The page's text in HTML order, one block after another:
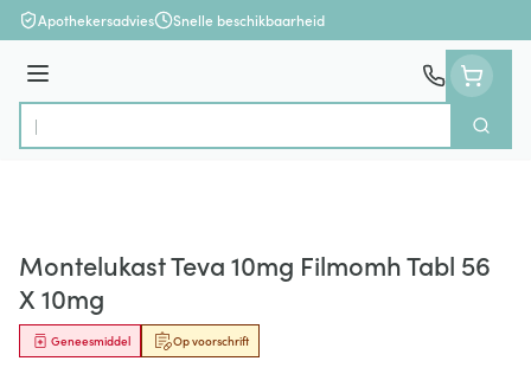
Ga naar de inhoud
Apothekersadvies Snelle beschikbaarheid
Menu
Product, merk, categorie...
Zoek
Montelukast Teva 10mg Filmomh Tabl 56
X 10mg
Op voorschrift
Geneesmiddel